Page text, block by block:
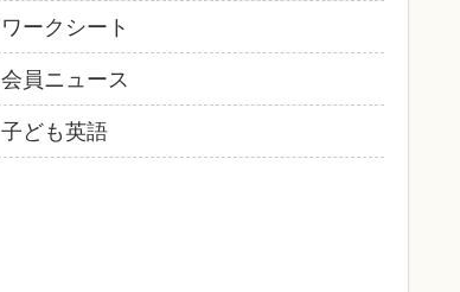
ワークシート
会員ニュース
子ども英語